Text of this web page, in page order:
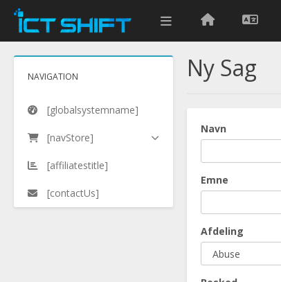
NAVIGATION
[globalsystemname]
[navStore]
[affiliatestitle]
[contactUs]
Ny Sag
Navn
Emne
Afdeling